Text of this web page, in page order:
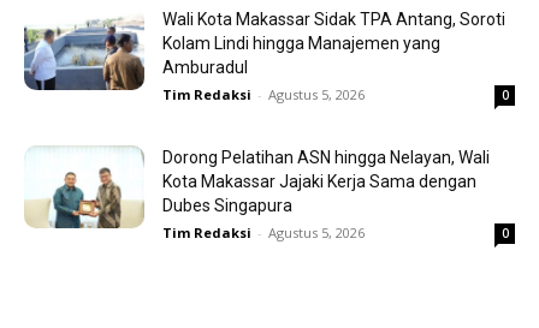
Wali Kota Makassar Sidak TPA Antang, Soroti
Kolam Lindi hingga Manajemen yang
Amburadul
Tim Redaksi - Agustus 5, 2026 0
Dorong Pelatihan ASN hingga Nelayan, Wali
Kota Makassar Jajaki Kerja Sama dengan
Dubes Singapura
Tim Redaksi - Agustus 5, 2026 0